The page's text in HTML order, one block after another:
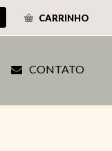
CARRINHO
CONTATO